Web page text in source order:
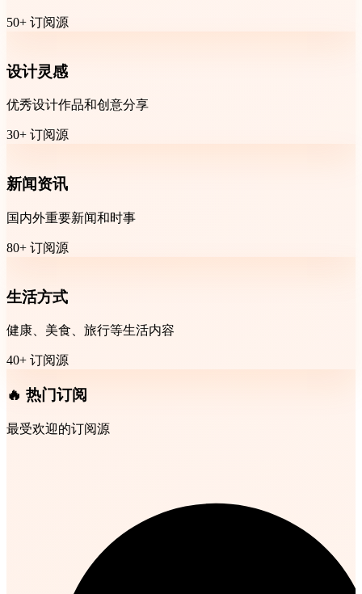
50+ 订阅源
设计灵感
优秀设计作品和创意分享
30+ 订阅源
新闻资讯
国内外重要新闻和时事
80+ 订阅源
生活方式
健康、美食、旅行等生活内容
40+ 订阅源
🔥 热门订阅
最受欢迎的订阅源